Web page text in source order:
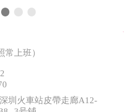
常上班）
圳火車站皮帶走廊A12-